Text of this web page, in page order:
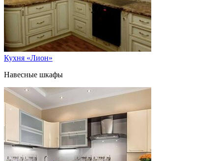
Кухня «Лион»
Навесные шкафы